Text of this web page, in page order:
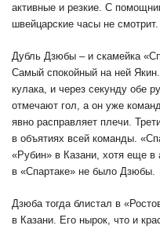
активные и резкие. С
швейцарские часы не смотрит.
Дубль Дзюбы – и скамейка
Самый спокойный на ней
кулака, и через секунду обе
отмечают гол, а он уже
явно расправляет плечи.
в объятиях всей команды.
«Рубин» в Казани, хотя еще в
в «Спартаке» не было Дзюбы.
Дзюба тогда блистал в
в Казани. Его нырок, что и